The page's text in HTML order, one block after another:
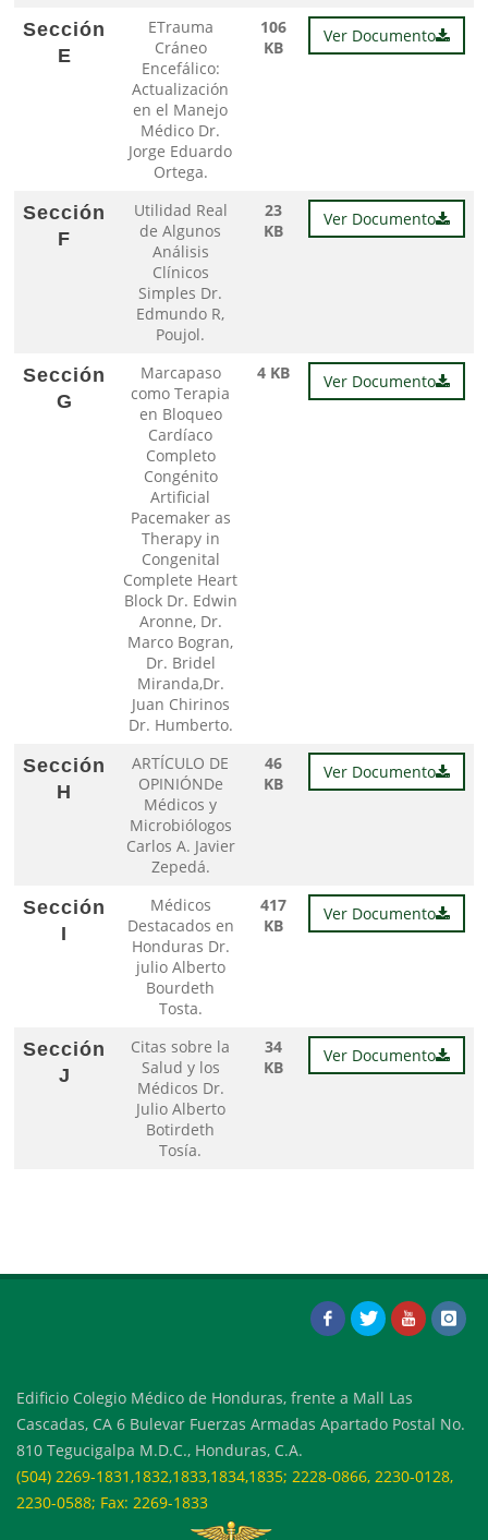
Sección
E
ETrauma
Cráneo
Encefálico:
Actualización
en el Manejo
Médico Dr.
Jorge Eduardo
Ortega.
106
KB
Ver Documento
Sección
F
Utilidad Real
de Algunos
Análisis
Clínicos
Simples Dr.
Edmundo R,
Poujol.
23
KB
Ver Documento
Sección
G
Marcapaso
como Terapia
en Bloqueo
Cardíaco
Completo
Congénito
Artificial
Pacemaker as
Therapy in
Congenital
Complete Heart
Block Dr. Edwin
Aronne, Dr.
Marco Bogran,
Dr. Bridel
Miranda,Dr.
Juan Chirinos
Dr. Humberto.
4 KB Ver Documento
Sección
H
ARTÍCULO DE
OPINIÓNDe
Médicos y
Microbiólogos
Carlos A. Javier
Zepedá.
46
KB
Ver Documento
Sección
I
Médicos
Destacados en
Honduras Dr.
julio Alberto
Bourdeth
Tosta.
417
KB
Ver Documento
Sección
J
Citas sobre la
Salud y los
Médicos Dr.
Julio Alberto
Botirdeth
Tosía.
34
KB
Ver Documento
Edificio Colegio Médico de Honduras, frente a Mall Las
Cascadas, CA 6 Bulevar Fuerzas Armadas Apartado Postal No.
810 Tegucigalpa M.D.C., Honduras, C.A.
(504) 2269-1831,1832,1833,1834,1835; 2228-0866, 2230-0128,
2230-0588; Fax: 2269-1833